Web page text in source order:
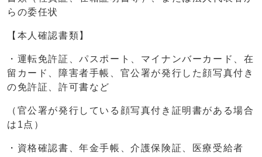
らの委任状
【本人確認書類】
・運転免許証、パスポート、マイナンバーカード、在
留カード、障害者手帳、官公署が発行した顔写真付き
の免許証、許可書など
（官公署が発行している顔写真付き証明書がある場合
は1点）
・資格確認書、年金手帳、介護保険証、医療受給者